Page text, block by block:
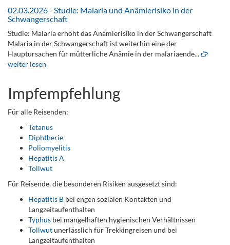
02.03.2026 - Studie: Malaria und Anämierisiko in der
Schwangerschaft
Studie: Malaria erhöht das Anämierisiko in der Schwangerschaft
Malaria in der Schwangerschaft ist weiterhin eine der
Hauptursachen für mütterliche Anämie in der malariaende...
weiter lesen
Impfempfehlung
Für alle Reisenden:
Tetanus
Diphtherie
Poliomyelitis
Hepatitis A
Tollwut
Für Reisende, die besonderen Risiken ausgesetzt sind:
Hepatitis B bei engen sozialen Kontakten und
Langzeitaufenthalten
Typhus bei mangelhaften hygienischen Verhältnissen
Tollwutunerlässlich für Trekkingreisen und bei
Langzeitaufenthalten